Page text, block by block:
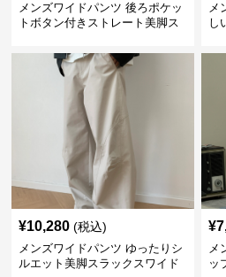
メンズワイドパンツ 後ろポケッ
トボタン付きストレート美脚ス
メ
し
¥10,280 (税込)
メンズワイドパンツ ゆったりシ
ルエット美脚スラックスワイド
¥
メ
ッ